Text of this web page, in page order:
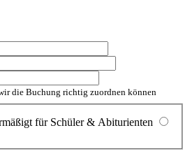
die Buchung richtig zuordnen können
für Schüler & Abiturienten